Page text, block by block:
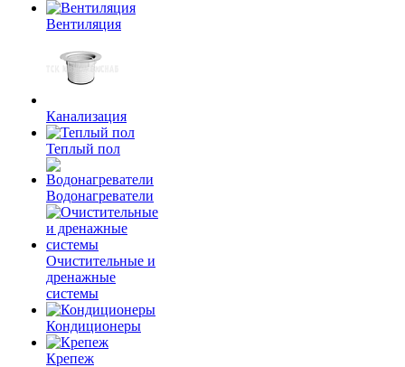
Вентиляция
Канализация
Теплый пол
Водонагреватели
Очистительные и
дренажные
системы
Кондиционеры
Крепеж